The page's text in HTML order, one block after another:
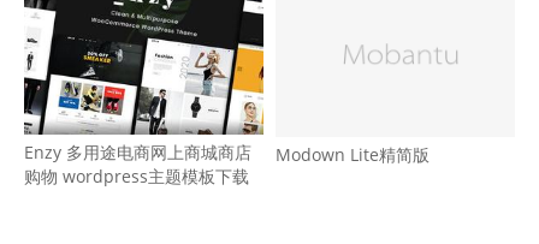
Enzy 多用途电商网上商城商店
购物 wordpress主题模板下载
Modown Lite精简版